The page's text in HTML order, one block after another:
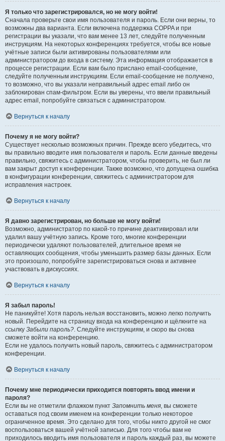
Я только что зарегистрировался, но не могу войти!
Сначала проверьте свои имя пользователя и пароль. Если они верны, то
возможны два варианта. Если включена поддержка COPPA и при
регистрации вы указали, что вам менее 13 лет, следуйте полученным
инструкциям. На некоторых конференциях требуется, чтобы все новые
учётные записи были активированы пользователями или
администратором до входа в систему. Эта информация отображается в
процессе регистрации. Если вам было прислано email-сообщение,
следуйте полученным инструкциям. Если email-сообщение не получено,
то возможно, что вы указали неправильный адрес email либо он
заблокирован спам-фильтром. Если вы уверены, что ввели правильный
адрес email, попробуйте связаться с администратором.
Вернуться к началу
Почему я не могу войти?
Существует несколько возможных причин. Прежде всего убедитесь, что
вы правильно вводите имя пользователя и пароль. Если данные введены
правильно, свяжитесь с администратором, чтобы проверить, не был ли
вам закрыт доступ к конференции. Также возможно, что допущена ошибка
в конфигурации конференции, свяжитесь с администратором для
исправления настроек.
Вернуться к началу
Я давно зарегистрирован, но больше не могу войти!
Возможно, администратор по какой-то причине деактивировал или
удалил вашу учётную запись. Кроме того, многие конференции
периодически удаляют пользователей, длительное время не
оставляющих сообщения, чтобы уменьшить размер базы данных. Если
это произошло, попробуйте зарегистрироваться снова и активнее
участвовать в дискуссиях.
Вернуться к началу
Я забыл пароль!
Не паникуйте! Хотя пароль нельзя восстановить, можно легко получить
новый. Перейдите на страницу входа на конференцию и щёлкните на
ссылку Забыли пароль?. Следуйте инструкциям, и скоро вы снова
сможете войти на конференцию.
Если не удалось получить новый пароль, свяжитесь с администратором
конференции.
Вернуться к началу
Почему мне периодически приходится повторять ввод имени и
пароля?
Если вы не отметили флажком пункт Запомнить меня, вы сможете
оставаться под своим именем на конференции только некоторое
ограниченное время. Это сделано для того, чтобы никто другой не смог
воспользоваться вашей учётной записью. Для того чтобы вам не
приходилось вводить имя пользователя и пароль каждый раз, вы можете